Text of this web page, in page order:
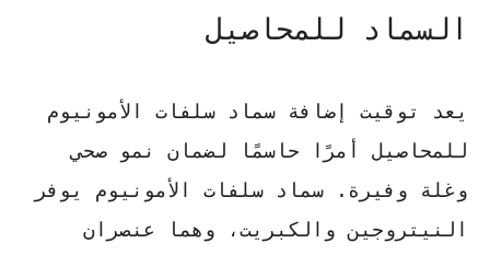
السماد للمحاصيل
يعد توقيت إضافة سماد سلفات الأمونيوم
للمحاصيل أمرًا حاسمًا لضمان نمو صحي
وغلة وفيرة. سماد سلفات الأمونيوم يوفر
النيتروجين والكبريت، وهما عنصران